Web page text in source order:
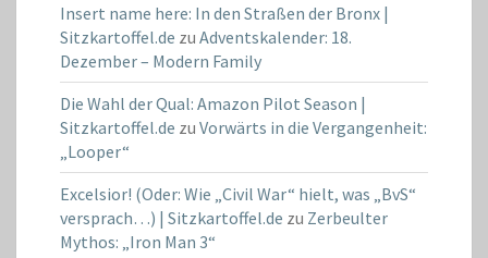
Insert name here: In den Straßen der Bronx |
Sitzkartoffel.de zu Adventskalender: 18.
Dezember – Modern Family
Die Wahl der Qual: Amazon Pilot Season |
Sitzkartoffel.de zu Vorwärts in die Vergangenheit:
„Looper“
Excelsior! (Oder: Wie „Civil War“ hielt, was „BvS“
versprach…) | Sitzkartoffel.de zu Zerbeulter
Mythos: „Iron Man 3“